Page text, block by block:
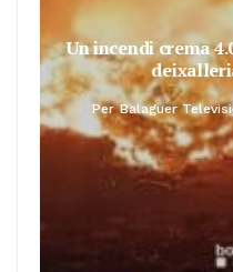
Un incendi crema
Per Balaguer